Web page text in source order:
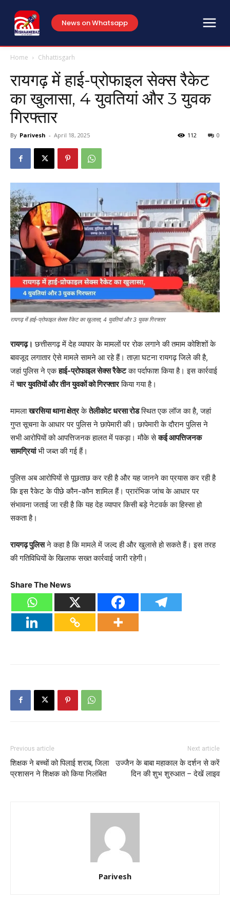
News on Whatsapp
Home Chhattisgarh
रायगढ़ में हाई-प्रोफाइल सेक्स रैकेट
का खुलासा, 4 युवतियां और 3 युवक
गिरफ्तार
By Parivesh - April 18, 2025 0
112
रायगढ़ में हाई-प्रोफाइल सेक्स रैकेट का खुलासा, 4 युवतियां और 3 युवक गिरफ्तार
रायगढ़। छत्तीसगढ़ में देह व्यापार के मामलों पर रोक लगाने की तमाम कोशिशों के
बावजूद लगातार ऐसे मामले सामने आ रहे हैं। ताज़ा घटना रायगढ़ जिले की है,
जहां पुलिस ने एकहाई-प्रोफाइल सेक्स रैकेटका पर्दाफाश किया है। इस कार्रवाई
मेंचार युवतियों और तीन युवकों को गिरफ्तारकिया गया है।
मामलाखरसिया थाना क्षेत्रकेतेलीकोट धरसा रोडस्थित एक लॉज का है, जहां
गुप्त सूचना के आधार पर पुलिस ने छापेमारी की। छापेमारी के दौरान पुलिस ने
सभी आरोपियों को आपत्तिजनक हालत में पकड़ा। मौके सेकई आपत्तिजनक
सामग्रियांभी जब्त की गई हैं।
पुलिस अब आरोपियों से पूछताछ कर रही है और यह जानने का प्रयास कर रही है
कि इस रैकेट के पीछे कौन-कौन शामिल हैं। प्रारंभिक जांच के आधार पर
संभावना जताई जा रही है कि यह देह व्यापार किसी बड़े नेटवर्क का हिस्सा हो
सकता है।
रायगढ़ पुलिसने कहा है कि मामले में जल्द ही और खुलासे हो सकते हैं। इस तरह
की गतिविधियों के खिलाफ सख्त कार्रवाई जारी रहेगी।
Share The News
Previous article
शिक्षक ने बच्चों को पिलाई शराब, जिला
प्रशासन ने शिक्षक को किया निलंबित
Next article
उज्जैन के बाबा महाकाल के दर्शन से करें
दिन की शुभ शुरुआत – देखें लाइव
Parivesh